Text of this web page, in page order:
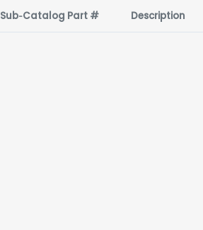
Sub‑Catalog Part # Description